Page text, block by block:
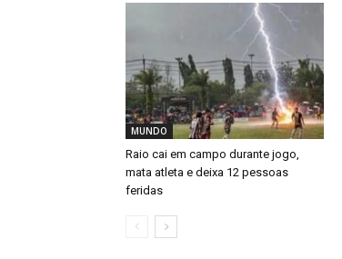
MUNDO
Raio cai em campo durante jogo,
mata atleta e deixa 12 pessoas
feridas